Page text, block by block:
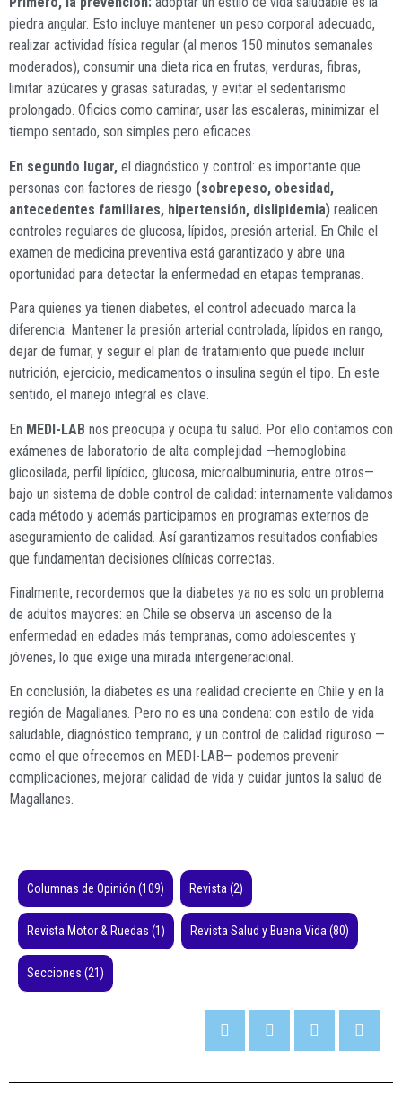
piedra angular. Esto incluye mantener un peso corporal adecuado,
realizar actividad física regular (al menos 150 minutos semanales
moderados), consumir una dieta rica en frutas, verduras, fibras,
limitar azúcares y grasas saturadas, y evitar el sedentarismo
prolongado. Oficios como caminar, usar las escaleras, minimizar el
tiempo sentado, son simples pero eficaces.
En segundo lugar, el diagnóstico y control: es importante que
personas con factores de riesgo (sobrepeso, obesidad,
antecedentes familiares, hipertensión, dislipidemia) realicen
controles regulares de glucosa, lípidos, presión arterial. En Chile el
examen de medicina preventiva está garantizado y abre una
oportunidad para detectar la enfermedad en etapas tempranas.
Para quienes ya tienen diabetes, el control adecuado marca la
diferencia. Mantener la presión arterial controlada, lípidos en rango,
dejar de fumar, y seguir el plan de tratamiento que puede incluir
nutrición, ejercicio, medicamentos o insulina según el tipo. En este
sentido, el manejo integral es clave.
En MEDI-LAB nos preocupa y ocupa tu salud. Por ello contamos con
exámenes de laboratorio de alta complejidad —hemoglobina
glicosilada, perfil lipídico, glucosa, microalbuminuria, entre otros—
bajo un sistema de doble control de calidad: internamente validamos
cada método y además participamos en programas externos de
aseguramiento de calidad. Así garantizamos resultados confiables
que fundamentan decisiones clínicas correctas.
Finalmente, recordemos que la diabetes ya no es solo un problema
de adultos mayores: en Chile se observa un ascenso de la
enfermedad en edades más tempranas, como adolescentes y
jóvenes, lo que exige una mirada intergeneracional.
En conclusión, la diabetes es una realidad creciente en Chile y en la
región de Magallanes. Pero no es una condena: con estilo de vida
saludable, diagnóstico temprano, y un control de calidad riguroso —
como el que ofrecemos en MEDI-LAB— podemos prevenir
complicaciones, mejorar calidad de vida y cuidar juntos la salud de
Magallanes.
Columnas de Opinión (109) Revista(2)
Revista Motor & Ruedas (1) Revista Salud y Buena Vida(80)
Secciones (21)